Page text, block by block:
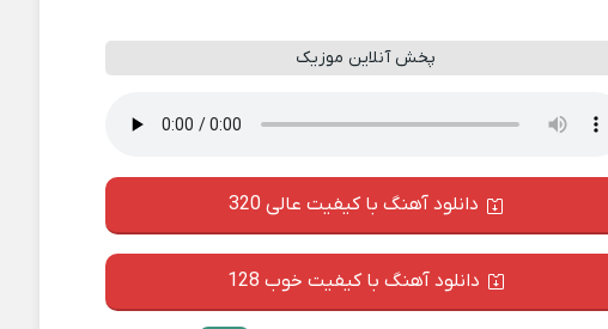
پخش آنلاین موزیک
دانلود آهنگ با کیفیت عالی 320
دانلود آهنگ با کیفیت خوب 128